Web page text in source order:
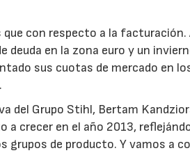
con respecto a la facturación.
deuda en la zona euro y un
sus cuotas de mercado en
del Grupo Stihl, Bertam
crecer en el año 2013,
grupos de producto. Y vamos a